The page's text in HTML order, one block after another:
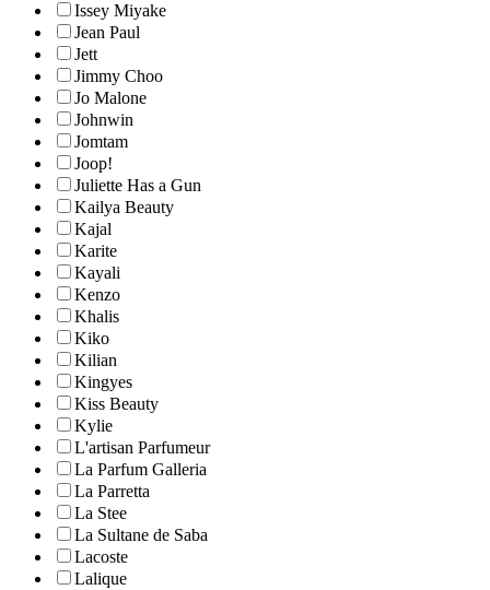
Issey Miyake
Jean Paul
Jett
Jimmy Choo
Jo Malone
Johnwin
Jomtam
Joop!
Juliette Has a Gun
Kailya Beauty
Kajal
Karite
Kayali
Kenzo
Khalis
Kiko
Kilian
Kingyes
Kiss Beauty
Kylie
L'artisan Parfumeur
La Parfum Galleria
La Parretta
La Stee
La Sultane de Saba
Lacoste
Lalique